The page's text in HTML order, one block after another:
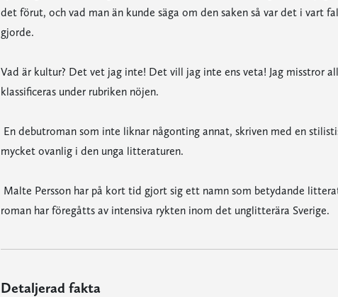
det förut, och vad man än kunde säga om den saken så var det i vart
gjorde.
Vad är kultur? Det vet jag inte! Det vill jag inte ens veta! Jag misstror
klassificeras under rubriken nöjen.
 En debutroman som inte liknar någonting annat, skriven med en
mycket ovanlig i den unga litteraturen.
 Malte Persson har på kort tid gjort sig ett namn som betydande
roman har föregåtts av intensiva rykten inom det unglitterära Sverige.
Detaljerad fakta